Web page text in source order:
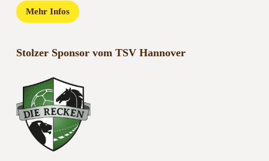
Mehr Infos
Stolzer Sponsor vom TSV Hannover